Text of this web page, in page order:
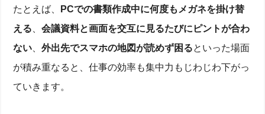
たとえば、
PCでの書類作成中に何度もメガネを掛け替
える 、会議資料と画面を交互に見るたびにピントが合わ
ない 、外出先でスマホの地図が読めず困るといった場面
が積み重なると、仕事の効率も集中力もじわじわ下がっ
ていきます。